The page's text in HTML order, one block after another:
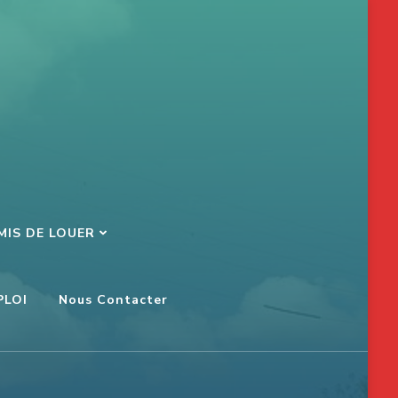
DE LOUER
Nous Contacter